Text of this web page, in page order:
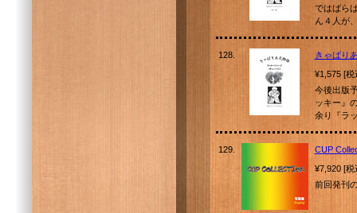
ではばら
ん４人が
128.
きゃばり
¥1,575 [
今後出版
ッキー』
余り『ラ
129.
CUP
¥7,920 [
前回発刊